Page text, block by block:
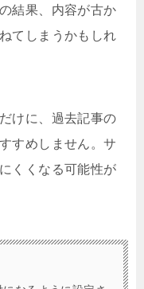
結果、内容が古か
てしまうかもしれ
けに、過去記事の
すめしません。サ
くくなる可能性が